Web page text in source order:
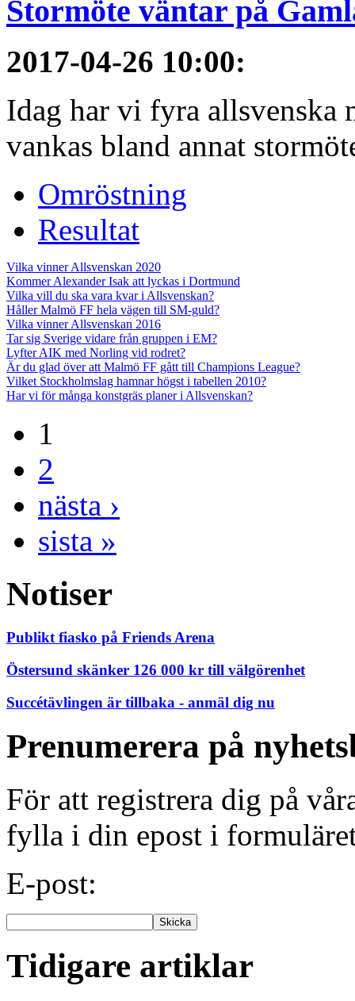
Stormöte väntar på
2017-04-26 10:00:
Idag har vi fyra allsvenska
vankas bland annat
Omröstning
Resultat
Vilka vinner Allsvenskan 2020
Kommer Alexander Isak att lyckas i Dortmund
Vilka vill du ska vara kvar i Allsvenskan?
Håller Malmö FF hela vägen till SM-guld?
Vilka vinner Allsvenskan 2016
Tar sig Sverige vidare från gruppen i EM?
Lyfter AIK med Norling vid rodret?
Är du glad över att Malmö FF gått till Champions League?
Vilket Stockholmslag hamnar högst i tabellen 2010?
Har vi för många konstgräs planer i Allsvenskan?
1
2
nästa ›
sista »
Notiser
Publikt fiasko på Friends Arena
Östersund skänker 126 000 kr till välgörenhet
Succétävlingen är tillbaka - anmäl dig nu
Prenumerera på
För att registrera dig på
fylla i din epost i
E-post:
Tidigare artiklar